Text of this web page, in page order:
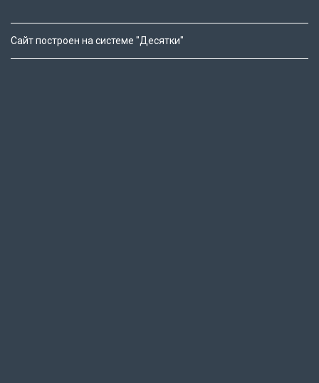
Сайт построен на системе "Десятки"